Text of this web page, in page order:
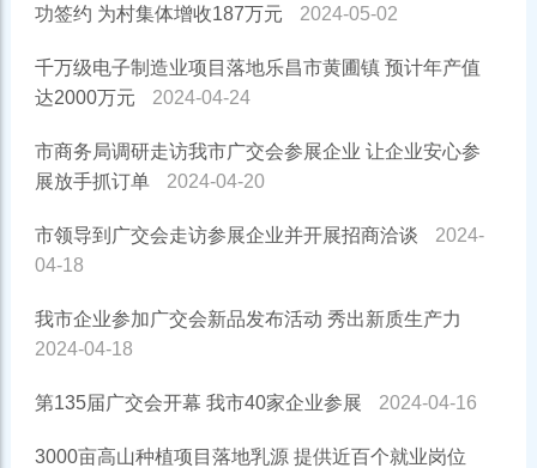
功签约 为村集体增收187万元
2024-05-02
千万级电子制造业项目落地乐昌市黄圃镇 预计年产值
达2000万元
2024-04-24
市商务局调研走访我市广交会参展企业 让企业安心参
展放手抓订单
2024-04-20
市领导到广交会走访参展企业并开展招商洽谈
2024-
04-18
我市企业参加广交会新品发布活动 秀出新质生产力
2024-04-18
第135届广交会开幕 我市40家企业参展 2024-04-16
3000亩高山种植项目落地乳源 提供近百个就业岗位